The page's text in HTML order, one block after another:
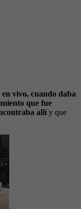
vivo, cuando daba
que fue
allíy que